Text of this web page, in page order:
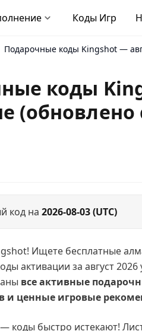
Коды Игр
Подарочные коды Kingshot —
коды
(обновлено
код на 2026-08-03 (UTC)
Ищете бесплатные
активации за август
все активные
и ценные игровые
коды быстро истекают!